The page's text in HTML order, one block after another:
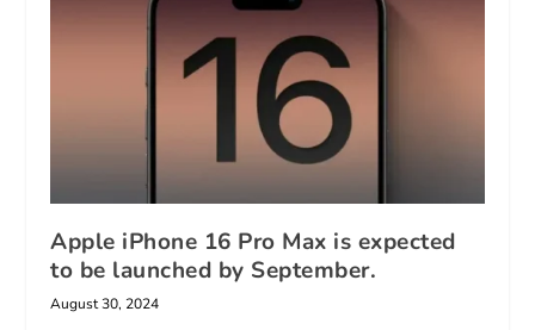
Apple iPhone 16 Pro Max is expected
to be launched by September.
August 30, 2024